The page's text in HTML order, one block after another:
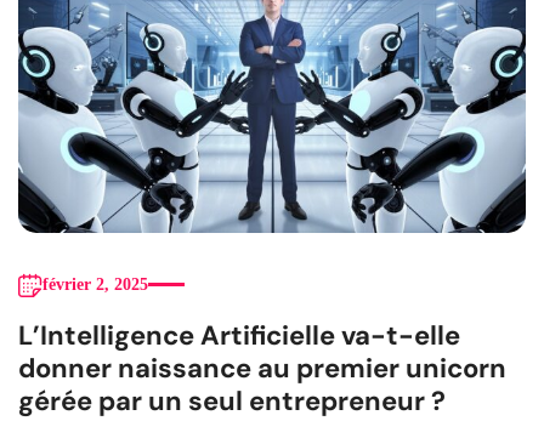
février 2, 2025
L’Intelligence Artificielle va-t-elle
donner naissance au premier unicorn
gérée par un seul entrepreneur ?